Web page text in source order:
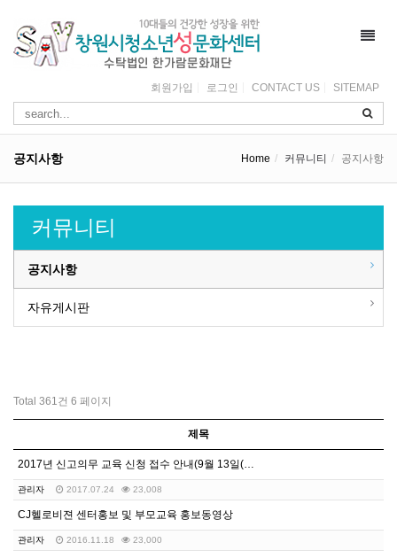
회원가입 로그인 CONTACT US SITEMAP
공지사항 Home 커뮤니티 공지사항
커뮤니티
공지사항
자유게시판
Total 361건 6 페이지
제목
2017년 신고의무 교육 신청 접수 안내(9월 13일(…
관리자 2017.07.24 23,008
CJ헬로비젼 센터홍보 및 부모교육 홍보동영상
관리자 2016.11.18 23,000